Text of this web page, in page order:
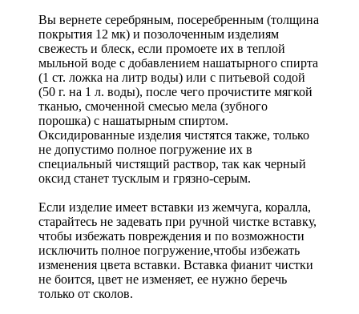
Вы вернете серебряным, посеребренным (толщина
покрытия 12 мк) и позолоченным изделиям
свежесть и блеск, если промоете их в теплой
мыльной воде с добавлением нашатырного спирта
(1 ст. ложка на литр воды) или с питьевой содой
(50 г. на 1 л. воды), после чего прочистите мягкой
тканью, смоченной смесью мела (зубного
порошка) с нашатырным спиртом.
Оксидированные изделия чистятся также, только
не допустимо полное погружение их в
специальный чистящий раствор, так как черный
оксид станет тусклым и грязно-серым.
Если изделие имеет вставки из жемчуга, коралла,
старайтесь не задевать при ручной чистке вставку,
чтобы избежать повреждения и по возможности
исключить полное погружение,чтобы избежать
изменения цвета вставки. Вставка фианит чистки
не боится, цвет не изменяет, ее нужно беречь
только от сколов.